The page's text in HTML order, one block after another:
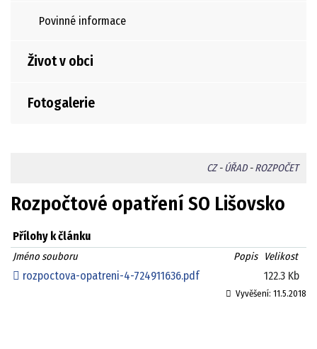
Povinné informace
Život v obci
Fotogalerie
CZ-ÚŘAD-ROZPOČET
Rozpočtové opatření SO Lišovsko
Přílohy k článku
Jméno souboru Popis Velikost
rozpoctova-opatreni-4-724911636.pdf 122.3 Kb
Vyvěšení: 11.5.2018